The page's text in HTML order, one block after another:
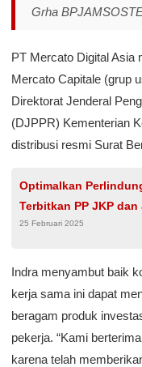
Grha
PT Mercato Digital Asia
Mercato Capitale (grup
Direktorat Jenderal
(DJPPR) Kementerian
distribusi resmi Surat
Optimalkan
Terbitkan PP JKP dan
Ketenagakerjaan
25 Februari 2025
Indra menyambut baik
kerja sama ini dapat
beragam produk
pekerja. “Kami
karena telah